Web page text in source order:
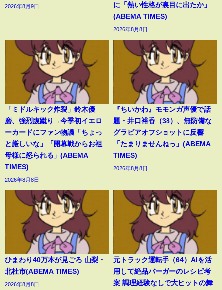
2026年8月9日
に「熱い性格が裏目に出たか」
(ABEMA TIMES)
2026年8月8日
「ミドルキック炸裂」鈴木優
磨、強烈腹蹴り→今季初イエロ
ーカードにファン物議「ちょっ
と厳しいな」「開幕戦からお祖
母様に怒られる」(ABEMA
TIMES)
2026年8月8日
『ちいかわ』モモンガ声優で話
題・井口裕香（38）、無防備な
グラビアオフショットに反響
「たまりませんねっ」(ABEMA
TIMES)
2026年8月8日
ひまわり40万本が見ごろ 山梨・
北杜市(ABEMA TIMES)
2026年8月8日
元トラック運転手（64）AIを活
用して絶品バーガーのレシピ考
案 調理経験なしで大ヒットの舞